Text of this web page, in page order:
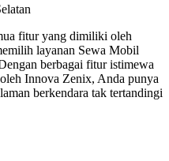
fitur yang dimiliki oleh
layanan Sewa Mobil
berbagai fitur istimewa
Innova Zenix, Anda punya
berkendara tak tertandingi